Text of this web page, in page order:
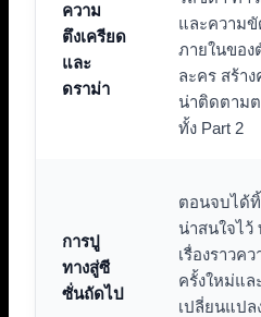
ความ
ตึงเครียด
และ
ดราม่า
และความ
ภายในของ
ละคร สร้าง
น่าติดตาม
ทั้ง Part 2
การปู
ทางสู่ซี
ซั่นถัดไป
ตอนจบได้
น่าสนใจไว้
เรื่องราวค
ครั้งใหม่แล
เปลี่ยนแปล